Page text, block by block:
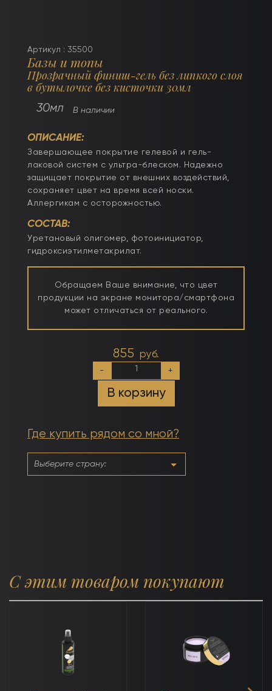
Артикул : 35500
Базы и топы
Прозрачный финиш-гель без липкого слоя
в бутылочке без кисточки 30мл
30мл В наличии
ОПИСАНИЕ:
Завершающее покрытие гелевой и гель-
лаковой систем с ультра-блеском. Надежно
защищает покрытие от внешних воздействий,
сохраняет цвет на время всей носки.
Аллергикам с осторожностью.
СОСТАВ:
Уретановый олигомер, фотоинициатор,
гидроксиэтилметакрилат.
Обращаем Ваше внимание, что цвет
продукции на экране монитора/смартфона
может отличаться от реального.
855 руб.
Количество
финиш-
гель
слоя
бутылочке
без
- +
В корзину
Где купить рядом со мной?
С этим товаром покупают